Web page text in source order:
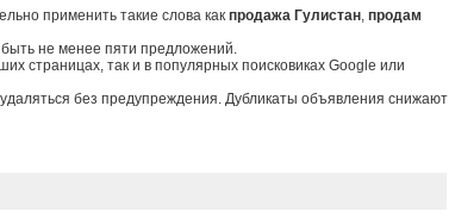
применить такие слова как продажа Гулистан, продам
не менее пяти предложений.
страницах, так и в популярных поисковиках Google или
без предупреждения. Дубликаты объявления снижают